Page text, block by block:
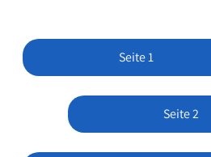
Seite 1
Seite 2